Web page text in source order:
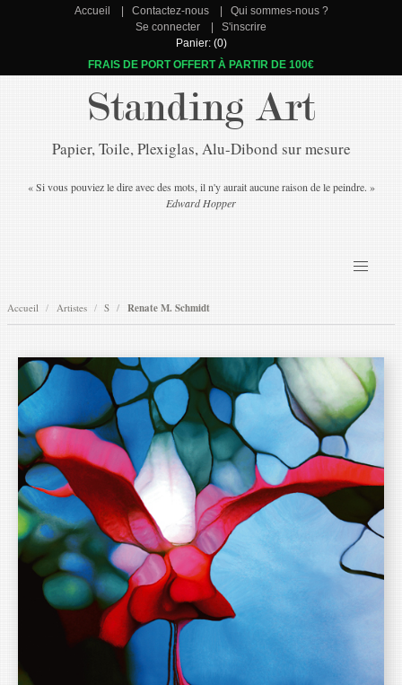
Accueil Contactez-nous
Qui sommes-nous ?
Se connecter
S'inscrire
Panier: (0)
FRAIS DE PORT OFFERT À PARTIR DE 100€
Standing Art
Papier, Toile, Plexiglas, Alu-Dibond sur mesure
« Si vous pouviez le dire avec des mots, il n'y aurait aucune raison de le peindre. »
Edward Hopper
Accueil Artistes S Renate M. Schmidt